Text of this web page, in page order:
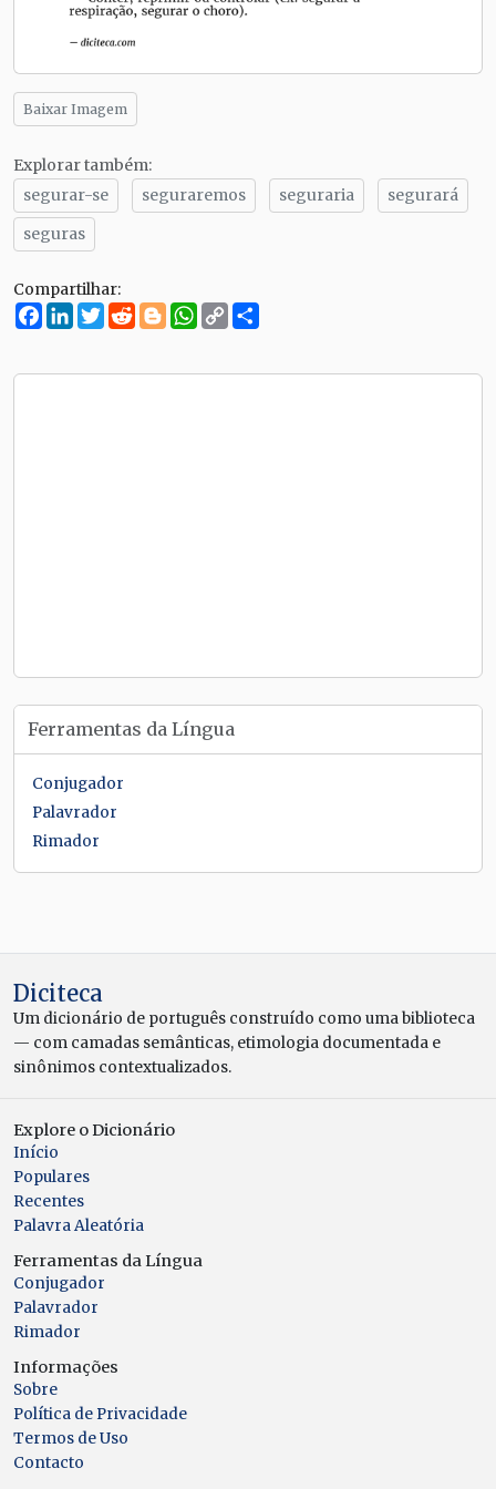
Baixar Imagem
Explorar também:
segurar-se
seguraremos seguraria
segurará
seguras
Compartilhar:
Facebook
LinkedIn
Twitter
RedditBloggerWhatsApp
Copy
Link
Ferramentas da Língua
Conjugador
Palavrador
Rimador
Diciteca
Um dicionário de português construído como uma biblioteca
— com camadas semânticas, etimologia documentada e
sinônimos contextualizados.
Explore o Dicionário
Início
Populares
Recentes
Palavra Aleatória
Ferramentas da Língua
Conjugador
Palavrador
Rimador
Informações
Sobre
Política de Privacidade
Termos de Uso
Contacto